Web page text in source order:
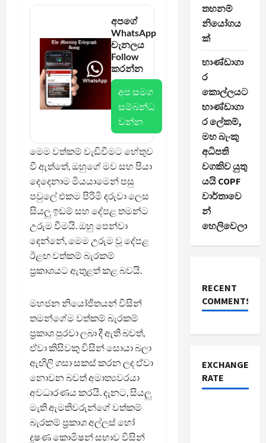
අපගේ
WhatsApp
චැනලය
Follow
කරන්න
අප සමග
සම්බන්ධ
වන්න
මෙම වත්කම් වැඩිවීමට හේතුව
වී ඇත්තේ, ඔහුගේ මව සහ පියා
දෙදෙනාම මියයාමෙන් පසු
පවුලේ එකම පිරිමි දරුවා ලෙස
සියලු ඉඩම් සහ දේපළ තමන්ට
උරුම වීමයි. ඔහු පෙන්වා
දෙන්නේ, මෙම උරුම වූ දේපළ
ඊළඟ වත්කම් බැරකම්
ප්‍රකාශයට ඇතුළත් කළ බවයි.
මහජන නියෝජිතයන් විසින්
තමන්ගේම වත්කම් බැරකම්
ප්‍රකාශ පුරවා ලබා දී ඇති බවත්,
ඒවා කිසිවකු විසින් සොයා බලා
ඇඟිලි ගසා සකස් කරන ලද ඒවා
නොවන බවත් අමාත්‍යවරයා
අවධාරණය කරයි. දැනට, සියලු
මැති ඇමතිවරුන්ගේ වත්කම්
බැරකම් ප්‍රකාශ අල්ලස් හෝ
දූෂණ කොමිෂන් සභාව විසින්
තහනම්
නියෝගය
ක්
භාණ්ඩාගා
ර
කොල්ලයට
භාණ්ඩාගා
ර ලේකම්,
මහ බැංකු
අධිපති
වගකිව යුතු
යයි COPF
වාර්තාවෙ
න්
හෙලිවෙලා
RECENT
COMMENTS
EXCHANGE
RATE